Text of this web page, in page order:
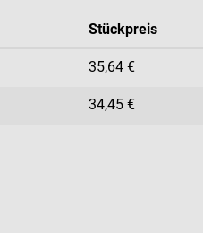
Stückpreis
35,64 €
34,45 €